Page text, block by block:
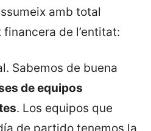
amb total
de l’entitat:
Sabemos de buena
de equipos
. Los equipos que